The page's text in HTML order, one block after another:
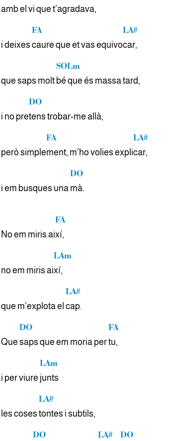
amb el vi que t’agradava,
i deixes
FA
caure que et vas equivo
LA#
car,
que saps molt
SOLm
bé que és massa tard,
i no pre
DO
tens trobar-me allà,
però simple
FA
ment, m’ho volies expli
LA#
car,
i em busques una
DO
mà.
No em miris ai
FA
xí,
no em miris ai
LAm
xí,
que m’explota el
LA#
cap.
Que
DO
saps que em moria per
FA
tu,
i per viure
LAm
junts
les coses
LA#
tontes i subtils,
DO LA# DO